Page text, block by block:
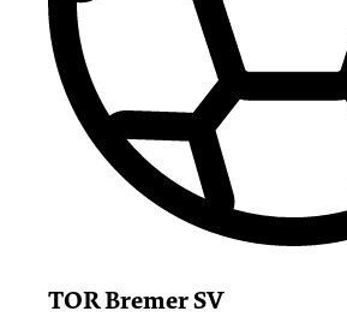
TOR Bremer SV